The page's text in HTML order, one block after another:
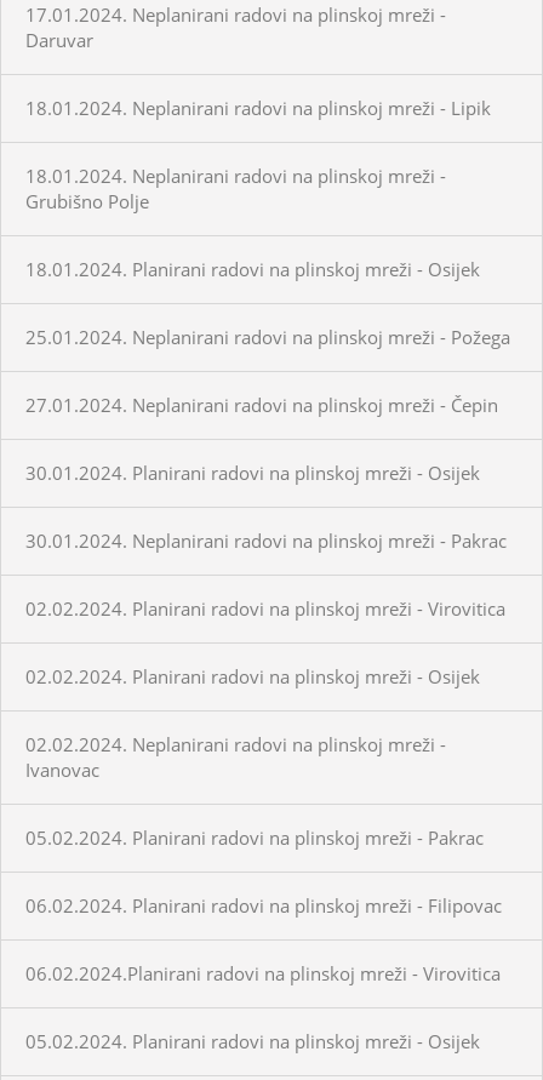
17.01.2024. Neplanirani radovi na plinskoj mreži -
Daruvar
18.01.2024. Neplanirani radovi na plinskoj mreži - Lipik
18.01.2024. Neplanirani radovi na plinskoj mreži -
Grubišno Polje
18.01.2024. Planirani radovi na plinskoj mreži - Osijek
25.01.2024. Neplanirani radovi na plinskoj mreži - Požega
27.01.2024. Neplanirani radovi na plinskoj mreži - Čepin
30.01.2024. Planirani radovi na plinskoj mreži - Osijek
30.01.2024. Neplanirani radovi na plinskoj mreži - Pakrac
02.02.2024. Planirani radovi na plinskoj mreži - Virovitica
02.02.2024. Planirani radovi na plinskoj mreži - Osijek
02.02.2024. Neplanirani radovi na plinskoj mreži -
Ivanovac
05.02.2024. Planirani radovi na plinskoj mreži - Pakrac
06.02.2024. Planirani radovi na plinskoj mreži - Filipovac
06.02.2024.Planirani radovi na plinskoj mreži - Virovitica
05.02.2024. Planirani radovi na plinskoj mreži - Osijek